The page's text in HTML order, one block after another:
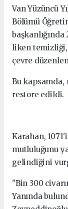
Van Yüzüncü
Bölümü
başkanlığında
liken temizliği,
çevre
Bu kapsamda,
restore edildi.
Karahan,
mutluluğunu
gelindiğini
"Bin 300
Yanında